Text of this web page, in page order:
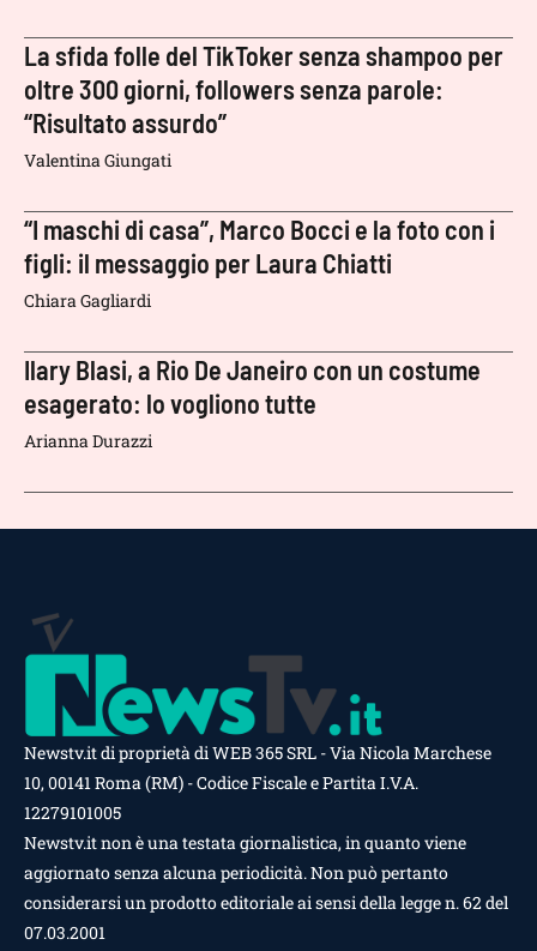
La sfida folle del TikToker senza shampoo per
oltre 300 giorni, followers senza parole:
“Risultato assurdo”
Valentina Giungati
“I maschi di casa”, Marco Bocci e la foto con i
figli: il messaggio per Laura Chiatti
Chiara Gagliardi
Ilary Blasi, a Rio De Janeiro con un costume
esagerato: lo vogliono tutte
Arianna Durazzi
Newstv.it di proprietà di WEB 365 SRL - Via Nicola Marchese
10, 00141 Roma (RM) - Codice Fiscale e Partita I.V.A.
12279101005
Newstv.it non è una testata giornalistica, in quanto viene
aggiornato senza alcuna periodicità. Non può pertanto
considerarsi un prodotto editoriale ai sensi della legge n. 62 del
07.03.2001